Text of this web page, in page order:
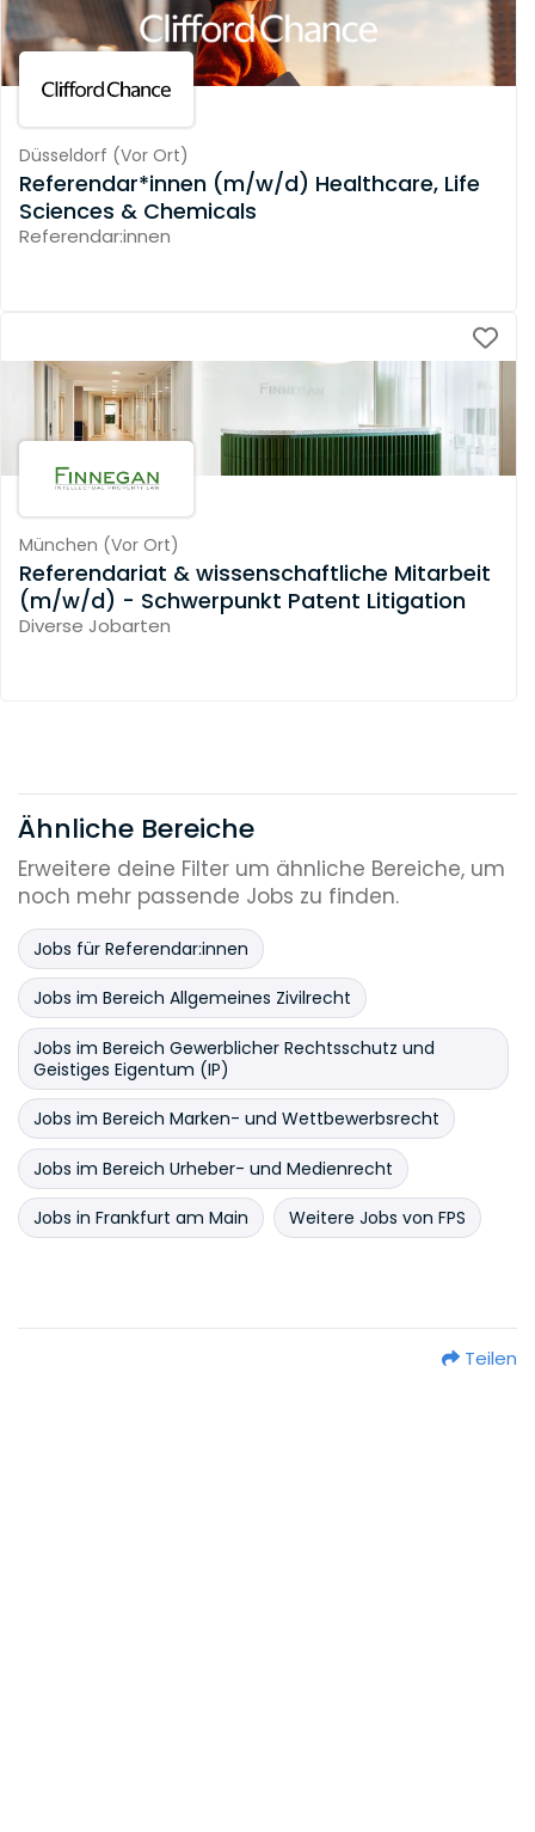
Düsseldorf (Vor Ort)
Referendar*innen (m/w/d) Healthcare, Life
Sciences & Chemicals
Referendar:innen
München (Vor Ort)
Referendariat & wissenschaftliche Mitarbeit
(m/w/d) - Schwerpunkt Patent Litigation
Diverse Jobarten
Ähnliche Bereiche
Erweitere deine Filter um ähnliche Bereiche, um
noch mehr passende Jobs zu finden.
Jobs für Referendar:innen
Jobs im Bereich Allgemeines Zivilrecht
Jobs im Bereich Gewerblicher Rechtsschutz und
Geistiges Eigentum (IP)
Jobs im Bereich Marken- und Wettbewerbsrecht
Jobs im Bereich Urheber- und Medienrecht
Jobs in Frankfurt am Main Weitere Jobs von FPS
Teilen